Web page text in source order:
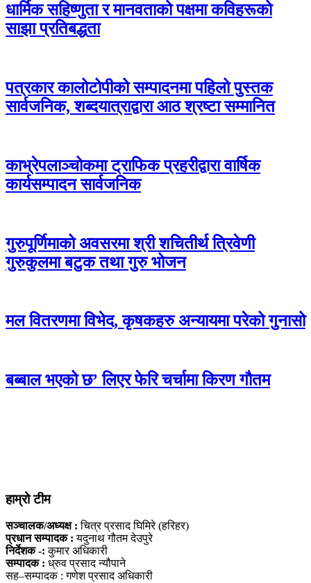
धार्मिक सहिष्णुता र मानवताको पक्षमा कविहरूको
साझा प्रतिबद्धता
पत्रकार कालोटोपीको सम्पादनमा पहिलो पुस्तक
सार्वजनिक, शब्दयात्राद्वारा आठ श्रष्टा सम्मानित
काभ्रेपलाञ्चोकमा ट्राफिक प्रहरीद्वारा वार्षिक
कार्यसम्पादन सार्वजनिक
गुरुपूर्णिमाको अवसरमा श्री शचितीर्थ त्रिवेणी
गुरुकुलमा बटुक तथा गुरु भोजन
मल वितरणमा विभेद, कृषकहरु अन्यायमा परेको गुनासो
बब्बाल भएको छ’ लिएर फेरि चर्चामा किरण गौतम
हाम्रो टीम
सञ्चालक/अध्यक्ष : चित्र प्रसाद घिमिरे (हरिहर)
प्रधान सम्पादक : यदुनाथ गौतम देउपुरे
निर्देशक -: कुमार अधिकारी
सम्पादक : ध्रुव प्रसाद न्यौपाने
सह–सम्पादक : गणेश प्रसाद अधिकारी